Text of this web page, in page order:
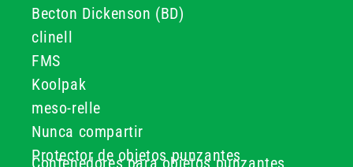
Becton Dickenson (BD)
clinell
FMS
Koolpak
meso-relle
Nunca compartir
Protector de objetos punzantes
Contenedores para objetos punzantes